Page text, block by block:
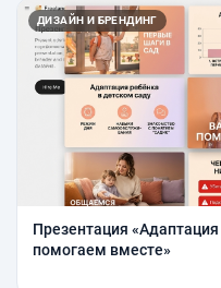
ДИЗАЙН И БРЕНДИНГ
Презентация
помогаем вместе»